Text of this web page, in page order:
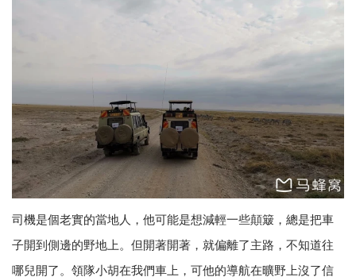
司機是個老實的當地人，他可能是想減輕一些顛簸，總是把車
子開到側邊的野地上。但開著開著，就偏離了主路，不知道往
哪兒開了。領隊小胡在我們車上，可他的導航在曠野上沒了信